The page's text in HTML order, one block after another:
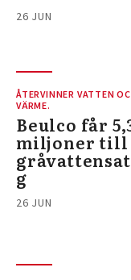
26 JUN
ÅTERVINNER VATTEN
VÄRME.
Beulco får
miljoner till
g
26 JUN